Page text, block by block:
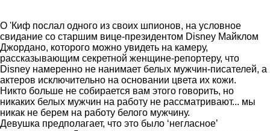
О 'Киф послал одного из своих шпионов, на условное
свидание со старшим вице-президентом Disney Майклом
Джордано, которого можно увидеть на камеру,
рассказывающим секретной женщине-репортеру, что
Disney намеренно не нанимает белых мужчин-писателей, а
актеров исключительно на основании цвета их кожи.
Никто больше не собирается вам этого говорить, но
никаких белых мужчин на работу не рассматривают... мы
никак не берем на работу белого мужчину.
Девушка предполагает, что это было ‘негласное’